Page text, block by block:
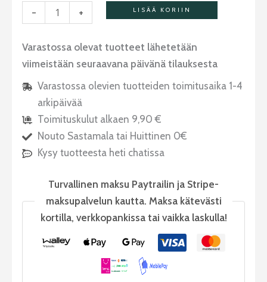
- + LISÄÄ KORIIN
Varastossa olevat tuotteet lähetetään
viimeistään seuraavana päivänä tilauksesta
Varastossa olevien tuotteiden toimitusaika 1-4
arkipäivää
Toimituskulut alkaen 9,90 €
Nouto Sastamala tai Huittinen 0€
Kysy tuotteesta heti chatissa
Turvallinen maksu Paytrailin ja Stripe-
maksupalvelun kautta. Maksa kätevästi
kortilla, verkkopankissa tai vaikka laskulla!